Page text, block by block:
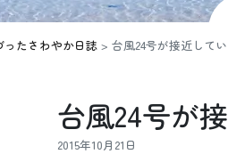
ったさわやか日誌 > 台風24号が接近して
台風24号が
2015年10月21日